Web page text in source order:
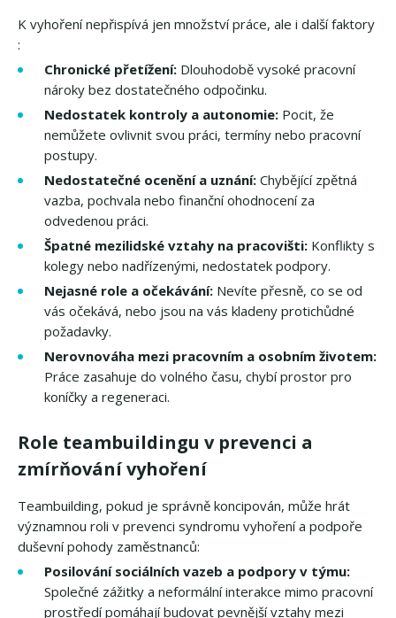
K vyhoření nepřispívá jen množství práce, ale i další faktory
:
Chronické přetížení: Dlouhodobě vysoké pracovní
nároky bez dostatečného odpočinku.
Nedostatek kontroly a autonomie: Pocit, že
nemůžete ovlivnit svou práci, termíny nebo pracovní
postupy.
Nedostatečné ocenění a uznání: Chybějící zpětná
vazba, pochvala nebo finanční ohodnocení za
odvedenou práci.
Špatné mezilidské vztahy na pracovišti: Konflikty s
kolegy nebo nadřízenými, nedostatek podpory.
Nejasné role a očekávání: Nevíte přesně, co se od
vás očekává, nebo jsou na vás kladeny protichůdné
požadavky.
Nerovnováha mezi pracovním a osobním životem:
Práce zasahuje do volného času, chybí prostor pro
koníčky a regeneraci.
Role teambuildingu v prevenci a
zmírňování vyhoření
Teambuilding, pokud je správně koncipován, může hrát
významnou roli v prevenci syndromu vyhoření a podpoře
duševní pohody zaměstnanců:
Posilování sociálních vazeb a podpory v týmu:
Společné zážitky a neformální interakce mimo pracovní
prostředí pomáhají budovat pevnější vztahy mezi